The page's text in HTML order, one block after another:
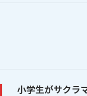
小学生がサクラ